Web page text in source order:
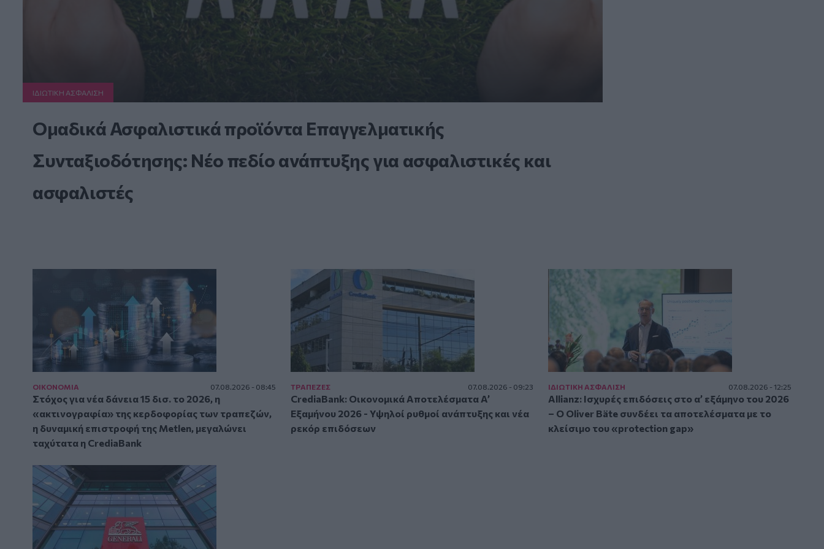
ΙΔΙΩΤΙΚΗ ΑΣΦAΛΙΣΗ
Ομαδικά Ασφαλιστικά προϊόντα Επαγγελματικής
Συνταξιοδότησης: Νέο πεδίο ανάπτυξης για ασφαλιστικές και
ασφαλιστές
ΟΙΚΟΝΟΜΙΑ 07.08.2026 - 08:45
Στόχος για νέα δάνεια 15 δισ. το 2026, η
«ακτινογραφία» της κερδοφορίας των τραπεζών,
η δυναμική επιστροφή της Metlen, μεγαλώνει
ταχύτατα η CrediaBank
ΤΡAΠΕΖΕΣ 07.08.2026 - 09:23
CrediaBank: Οικονομικά Αποτελέσματα A’
Εξαμήνου 2026 - Υψηλοί ρυθμοί ανάπτυξης και νέα
ρεκόρ επιδόσεων
ΙΔΙΩΤΙΚΗ ΑΣΦAΛΙΣΗ 07.08.2026 - 12:25
Allianz: Ισχυρές επιδόσεις στο α’ εξάμηνο του 2026
– Ο Oliver Bäte συνδέει τα αποτελέσματα με το
κλείσιμο του «protection gap»